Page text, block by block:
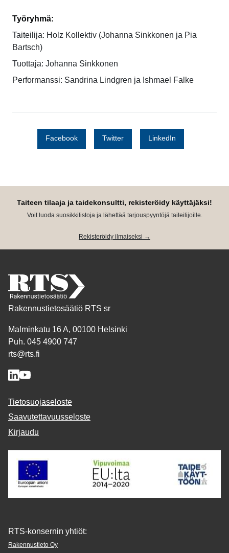
Työryhmä:
Taiteilija: Holz Kollektiv (Johanna Sinkkonen ja Pia
Bartsch)
Tuottaja: Johanna Sinkkonen
Performanssi: Sandrina Lindgren ja Ishmael Falke
Facebook Twitter LinkedIn
Taiteen tilaaja ja taidekonsultti, rekisteröidy käyttäjäksi!
Voit luoda suosikkilistoja ja lähettää tarjouspyyntöjä taiteilijoille.
Rekisteröidy ilmaiseksi →
Rakennustietosäätiö RTS sr
Malminkatu 16 A, 00100 Helsinki
Puh. 045 4900 747
rts@rts.fi
Tietosuojaseloste
Saavutettavuusseloste
Kirjaudu
RTS-konsernin yhtiöt:
Rakennustieto Oy